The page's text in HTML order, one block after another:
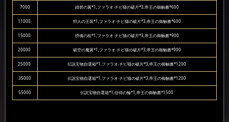
7000 紺碧の翼*1,ファラオ·チビ猫の破片*3,帝王の御触書*600
11000 狩人の王装*1,ファラオ·チビ猫の破片*3,帝王の御触書*600
15000 摂魂の杖*1,ファラオ·チビ猫の破片*3,帝王の御触書*900
20000 破空の魔翼*1,ファラオ·チビ猫の破片*3,帝王の御触書*900
25000 伝説宝物自選箱*1,ファラオ·チビ猫の破片*3,帝王の御触書*1200
35000 伝説宝物自選箱*1,ファラオ·チビ猫の破片*3,帝王の御触書*1200
55000 伝説宝物自選箱*1,信仰の輪*1,帝王の御触書*1500